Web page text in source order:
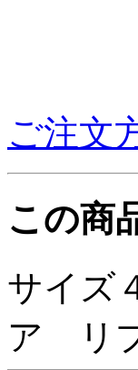
フ
ご注文
この商
サイズ
ア リ